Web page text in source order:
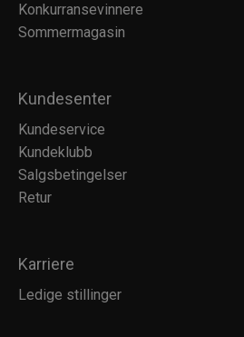
Konkurransevinnere
Sommermagasin
Kundesenter
Kundeservice
Kundeklubb
Salgsbetingelser
Retur
Karriere
Ledige stillinger